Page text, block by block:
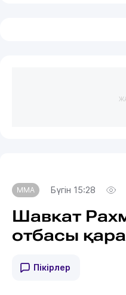
MMA Бүгін 15:28
Шавкат
отбасы
Пікірлер